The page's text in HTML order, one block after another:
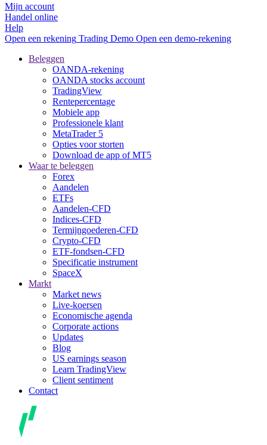
Mijn account
Handel online
Help
Open een rekening Trading Demo Open een demo-rekening
Beleggen
OANDA-rekening
OANDA stocks account
TradingView
Rentepercentage
Mobiele app
Professionele klant
MetaTrader 5
Opties voor storten
Download de app of MT5
Waar te beleggen
Forex
Aandelen
ETFs
Aandelen-CFD
Indices-CFD
Termijngoederen-CFD
Crypto-CFD
ETF-fondsen-CFD
Specificatie instrument
SpaceX
Markt
Market news
Live-koersen
Economische agenda
Corporate actions
Updates
Blog
US earnings season
Learn TradingView
Client sentiment
Contact